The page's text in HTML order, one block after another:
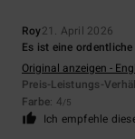
Roy21. April 2026
Es ist eine
Original anzeigen -
Preis-Leistungs-
Farbe: 4/5
Ich empfehle